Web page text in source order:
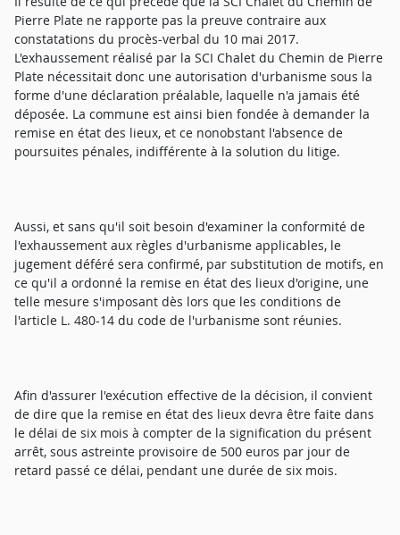
Pierre Plate ne rapporte pas la preuve contraire aux
constatations du procès-verbal du 10 mai 2017.
L'exhaussement réalisé par la SCI Chalet du Chemin de Pierre
Plate nécessitait donc une autorisation d'urbanisme sous la
forme d'une déclaration préalable, laquelle n'a jamais été
déposée. La commune est ainsi bien fondée à demander la
remise en état des lieux, et ce nonobstant l'absence de
poursuites pénales, indifférente à la solution du litige.
Aussi, et sans qu'il soit besoin d'examiner la conformité de
l'exhaussement aux règles d'urbanisme applicables, le
jugement déféré sera confirmé, par substitution de motifs, en
ce qu'il a ordonné la remise en état des lieux d'origine, une
telle mesure s'imposant dès lors que les conditions de
l'article L. 480-14 du code de l'urbanisme sont réunies.
Afin d'assurer l'exécution effective de la décision, il convient
de dire que la remise en état des lieux devra être faite dans
le délai de six mois à compter de la signification du présent
arrêt, sous astreinte provisoire de 500 euros par jour de
retard passé ce délai, pendant une durée de six mois.